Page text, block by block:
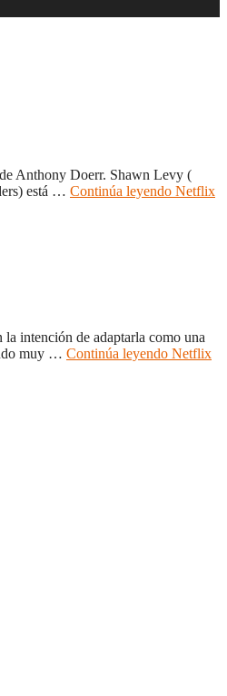
Anthony Doerr. Shawn Levy (
está … Continúa leyendo Netflix
intención de adaptarla como una
muy … Continúa leyendo Netflix